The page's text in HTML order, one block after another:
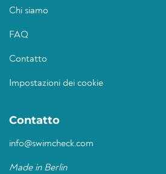
Chi siamo
FAQ
Contatto
Impostazioni dei cookie
Contatto
info@swimcheck.com
Made in Berlin